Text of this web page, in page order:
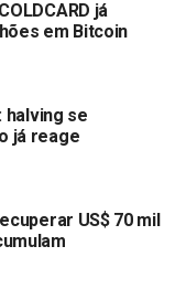
negociado.
bem como os
de acumulação
nenhuma
bem e
de quase US$ 1
era negociada,
já
em Bitcoin
halving se
já reage
US$ 70 mil